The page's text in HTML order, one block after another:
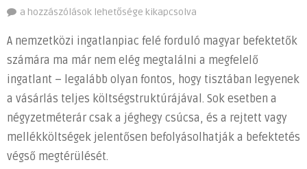
Rejtett
és
adók:
miért
fontos
ismerni
a
teljes
a hozzászólások lehetősége kikapcsolva
A nemzetközi ingatlanpiac felé forduló magyar befektetők
számára ma már nem elég megtalálni a megfelelő
ingatlant – legalább olyan fontos, hogy tisztában legyenek
a vásárlás teljes költségstruktúrájával. Sok esetben a
négyzetméterár csak a jéghegy csúcsa, és a rejtett vagy
mellékköltségek jelentősen befolyásolhatják a befektetés
végső megtérülését.